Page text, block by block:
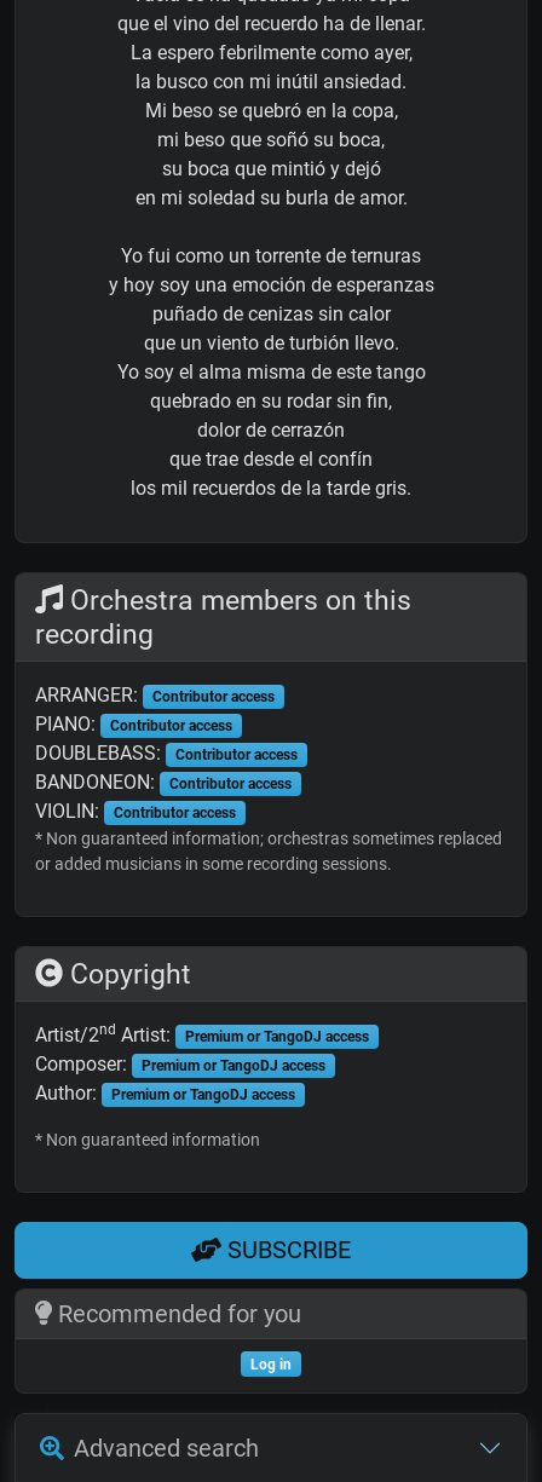
que el vino del recuerdo ha de llenar.
La espero febrilmente como ayer,
la busco con mi inútil ansiedad.
Mi beso se quebró en la copa,
mi beso que soñó su boca,
su boca que mintió y dejó
en mi soledad su burla de amor.
Yo fui como un torrente de ternuras
y hoy soy una emoción de esperanzas
puñado de cenizas sin calor
que un viento de turbión llevo.
Yo soy el alma misma de este tango
quebrado en su rodar sin fin,
dolor de cerrazón
que trae desde el confín
los mil recuerdos de la tarde gris.
Orchestra members on this
recording
ARRANGER: Contributor access
PIANO: Contributor access
DOUBLEBASS: Contributor access
BANDONEON: Contributor access
VIOLIN: Contributor access
* Non guaranteed information; orchestras sometimes replaced
or added musicians in some recording sessions.
Copyright
Artist/2nd Artist: Premium or TangoDJ access
Composer: Premium or TangoDJ access
Author: Premium or TangoDJ access
* Non guaranteed information
SUBSCRIBE
Recommended for you
Log in
Advanced search